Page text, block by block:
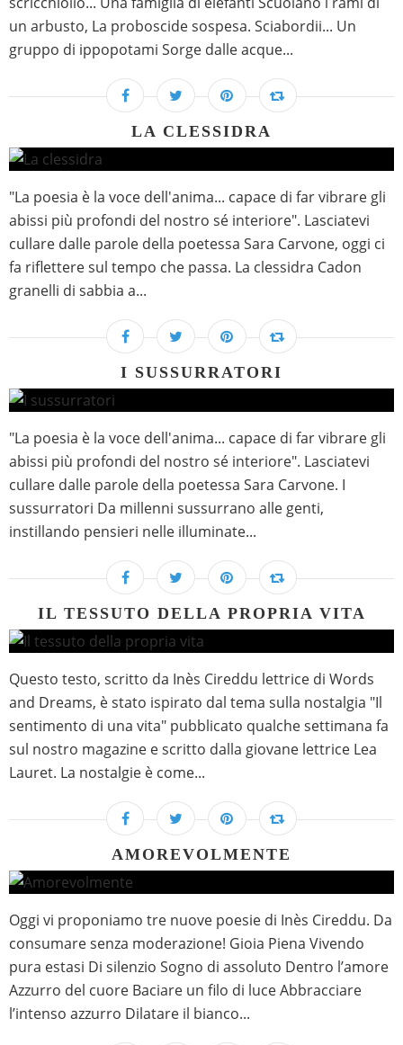
un arbusto, La proboscide sospesa. Sciabordii... Un
gruppo di ippopotami Sorge dalle acque...
LA CLESSIDRA
"La poesia è la voce dell'anima... capace di far vibrare gli
abissi più profondi del nostro sé interiore". Lasciatevi
cullare dalle parole della poetessa Sara Carvone, oggi ci
fa riflettere sul tempo che passa. La clessidra Cadon
granelli di sabbia a...
I SUSSURRATORI
"La poesia è la voce dell'anima... capace di far vibrare gli
abissi più profondi del nostro sé interiore". Lasciatevi
cullare dalle parole della poetessa Sara Carvone. I
sussurratori Da millenni sussurrano alle genti,
instillando pensieri nelle illuminate...
IL TESSUTO DELLA PROPRIA VITA
Questo testo, scritto da Inès Cireddu lettrice di Words
and Dreams, è stato ispirato dal tema sulla nostalgia "Il
sentimento di una vita" pubblicato qualche settimana fa
sul nostro magazine e scritto dalla giovane lettrice Lea
Lauret. La nostalgie è come...
AMOREVOLMENTE
Oggi vi proponiamo tre nuove poesie di Inès Cireddu. Da
consumare senza moderazione! Gioia Piena Vivendo
pura estasi Di silenzio Sogno di assoluto Dentro l’amore
Azzurro del cuore Baciare un filo di luce Abbracciare
l’intenso azzurro Dilatare il bianco...